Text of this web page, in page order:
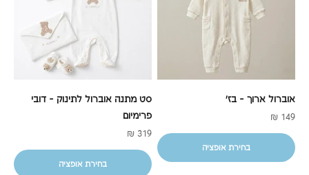
אוברול ארוך - בז'
מחיר מבצע
149 ₪
בחירת אופציה
סט מתנה אוברול לתינוק – דובי
פרימיום
מחיר מבצע
319 ₪
בחירת אופציה